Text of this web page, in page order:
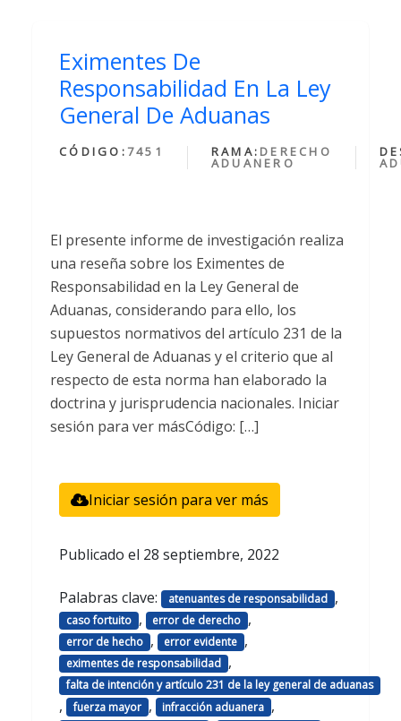
Eximentes De
Responsabilidad En La Ley
General De Aduanas
CÓDIGO: 7451 RAMA: DERECHO
ADUANERO
El presente informe de investigación realiza
una reseña sobre los Eximentes de
Responsabilidad en la Ley General de
Aduanas, considerando para ello, los
supuestos normativos del artículo 231 de la
Ley General de Aduanas y el criterio que al
respecto de esta norma han elaborado la
doctrina y jurisprudencia nacionales. Iniciar
sesión para ver másCódigo: […]
Iniciar sesión para ver más
Publicado el 28 septiembre, 2022
Palabras clave: atenuantes de responsabilidad ,
caso fortuito , error de derecho ,
error de hecho , error evidente ,
eximentes de responsabilidad ,
falta de intención y artículo 231 de la ley general de aduanas
, fuerza mayor , infracción aduanera ,